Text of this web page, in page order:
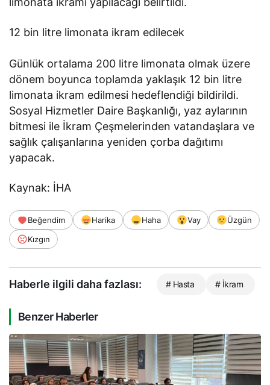
12 bin litre limonata ikram edilecek
Günlük ortalama 200 litre limonata olmak üzere
dönem boyunca toplamda yaklaşık 12 bin litre
limonata ikram edilmesi hedeflendiği bildirildi.
Sosyal Hizmetler Daire Başkanlığı, yaz aylarının
bitmesi ile İkram Çeşmelerinden vatandaşlara ve
sağlık çalışanlarına yeniden çorba dağıtımı
yapacak.
Kaynak: İHA
Beğendim Harika Haha Vay
Üzgün
Kızgın
Haberle ilgili daha fazlası: # Hasta # İkram
Benzer Haberler